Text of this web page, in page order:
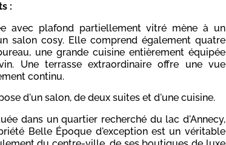
:
avec plafond partiellement vitré mène à un
salon cosy. Elle comprend également quatre
une grande cuisine entièrement équipée
Une terrasse extraordinaire offre une vue
continu.
d'un salon, de deux suites et d'une cuisine.
dans un quartier recherché du lac d'Annecy,
Belle Époque d'exception est un véritable